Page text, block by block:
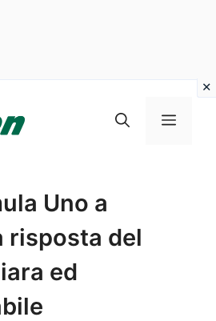
Menu
Uno a
risposta del
ed